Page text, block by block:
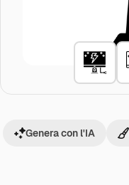
Genera con l'IA